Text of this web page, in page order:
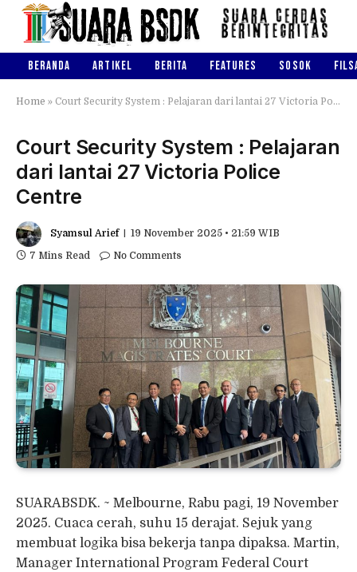
BERANDA ARTIKEL BERITA FEATURES SOSOK
Home » Court Security System : Pelajaran dari lantai 27 Victoria Police Centre
Court Security System : Pelajaran
dari lantai 27 Victoria Police
Centre
Syamsul Arief
19 November 2025 • 21:59 WIB
7 Mins Read
No Comments
SUARABSDK. ~ Melbourne, Rabu pagi, 19 November
2025. Cuaca cerah, suhu 15 derajat. Sejuk yang
membuat logika bisa bekerja tanpa dipaksa. Martin,
Manager International Program Federal Court